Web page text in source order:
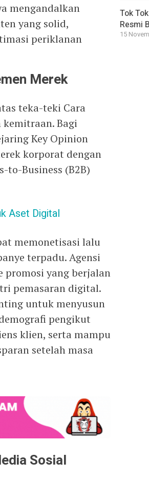
mengandalkan
yang solid,
periklanan
Merek
teka-teki Cara
Bagi
Key Opinion
korporat dengan
to-Business (B2B)
Aset Digital
memonetisasi lalu
terpadu. Agensi
promosi yang berjalan
pemasaran digital.
untuk menyusun
pengikut
klien, serta mampu
setelah masa
Sosial
Tok
Resmi
15